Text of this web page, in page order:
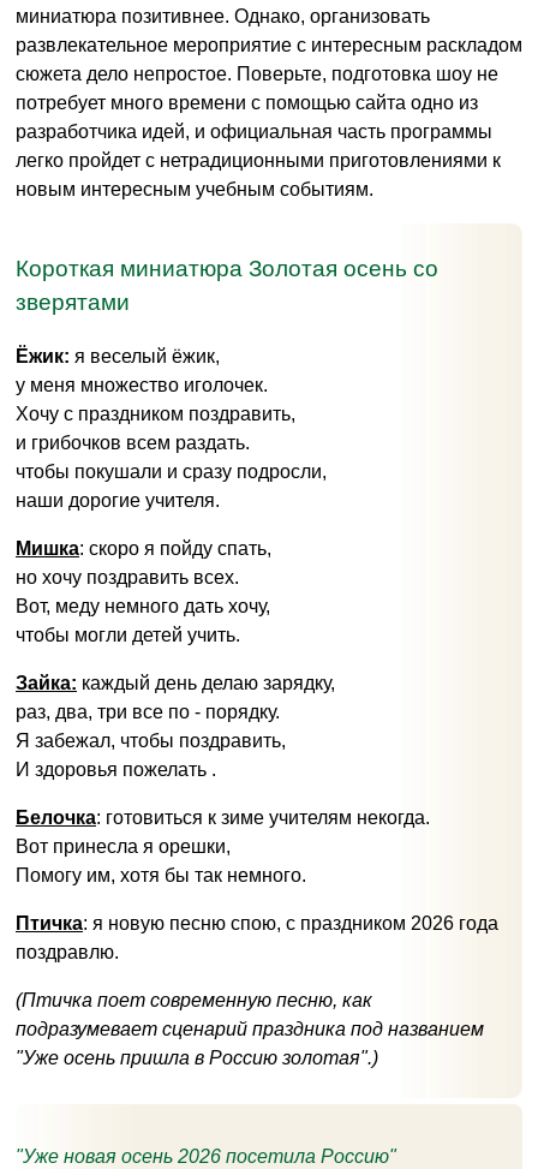
миниатюра позитивнее. Однако, организовать
развлекательное мероприятие с интересным раскладом
сюжета дело непростое. Поверьте, подготовка шоу не
потребует много времени с помощью сайта одно из
разработчика идей, и официальная часть программы
легко пройдет с нетрадиционными приготовлениями к
новым интересным учебным событиям.
Короткая миниатюра Золотая осень со
зверятами
Ёжик: я веселый ёжик,
у меня множество иголочек.
Хочу с праздником поздравить,
и грибочков всем раздать.
чтобы покушали и сразу подросли,
наши дорогие учителя.
Мишка: скоро я пойду спать,
но хочу поздравить всех.
Вот, меду немного дать хочу,
чтобы могли детей учить.
Зайка: каждый день делаю зарядку,
раз, два, три все по - порядку.
Я забежал, чтобы поздравить,
И здоровья пожелать .
Белочка: готовиться к зиме учителям некогда.
Вот принесла я орешки,
Помогу им, хотя бы так немного.
Птичка: я новую песню спою, с праздником 2026 года
поздравлю.
(Птичка поет современную песню, как
подразумевает сценарий праздника под названием
"Уже осень пришла в Россию золотая".)
"Уже новая осень 2026 посетила Россию"